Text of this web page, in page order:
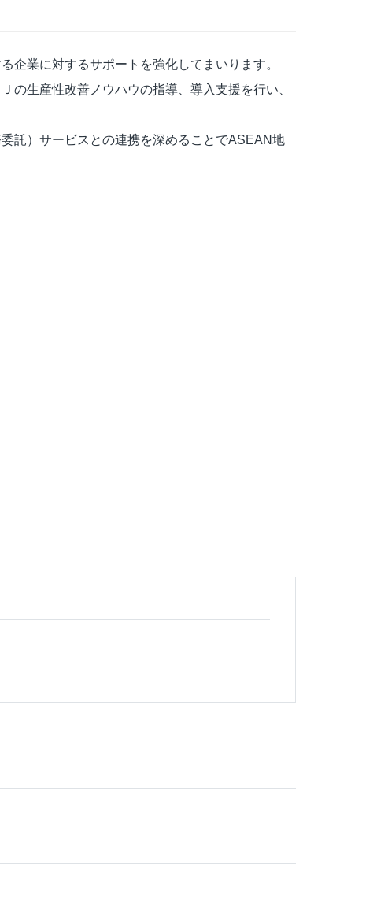
企業に対するサポートを強化してまいります。
の生産性改善ノウハウの指導、導入支援を行い、
託）サービスとの連携を深めることでASEAN地